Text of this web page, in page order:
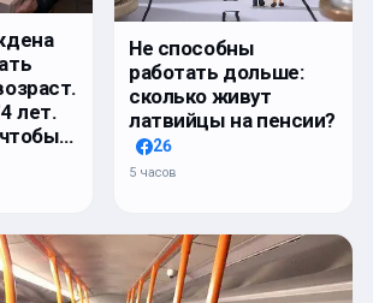
лет.
Не способны
работать дольше:
сколько живут
латвийцы на пенсии?
26
5 часов